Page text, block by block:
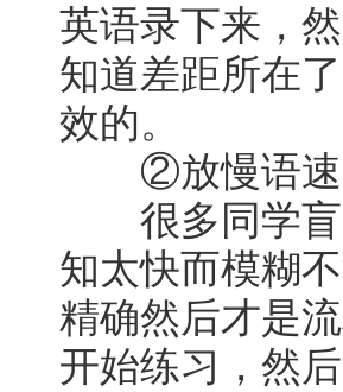
英语录下来，
知道差距所在
效的。
②放慢语速
很多同学盲
知太快而模糊
精确然后才是
开始练习，然